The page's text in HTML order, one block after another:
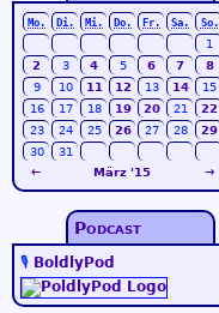
Mo. Di. Mi. Do. Fr. Sa. So.
← März '15 →
1
2
3 4 5 6 7
8
9
10 11 12 13 14
15
16
17 18 19 20 21
22
23
24 25 26 27 28
29
30
31
Podcast
🎙️ BoldlyPod